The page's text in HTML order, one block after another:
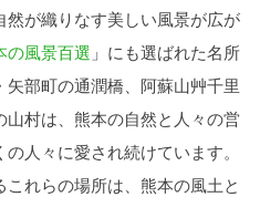
が織りなす美しい風景が広が
の風景百選 」にも選ばれた名所
部町の通潤橋、阿蘇山艸千里
村は、熊本の自然と人々の営
人々に愛され続けています。
れらの場所は、熊本の風土と